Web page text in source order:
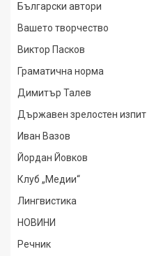
Български автори
Вашето творчество
Виктор Пасков
Граматична норма
Димитър Талев
Държавен зрелостен изпит
Иван Вазов
Йордан Йовков
Клуб „Медии“
Лингвистика
НОВИНИ
Речник